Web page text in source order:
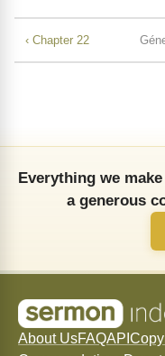
‹ Chapter 22
Everything we
a generous
About UsFAQAPI